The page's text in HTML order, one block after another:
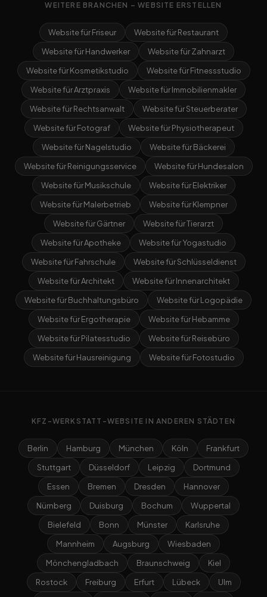
WEITERE BRANCHEN – WEBSITE ERSTELLEN
Website für Friseur
Website für Restaurant
Website für Handwerker
Website für Zahnarzt
Website für Kosmetikstudio
Website für Fitnessstudio
Website für Arztpraxis
Website für Immobilienmakler
Website für Rechtsanwalt
Website für Steuerberater
Website für Fotograf
Website für Physiotherapeut
Website für Nagelstudio
Website für Bäckerei
Website für Reinigungsservice
Website für Hundesalon
Website für Musikschule
Website für Elektriker
Website für Malerbetrieb
Website für Klempner
Website für Gärtner
Website für Tierarzt
Website für Apotheke
Website für Yogastudio
Website für Fahrschule
Website für Schlüsseldienst
Website für Architekt
Website für Innenarchitekt
Website für Buchhaltungsbüro
Website für Logopädie
Website für Ergotherapie
Website für Hebamme
Website für Pilatesstudio
Website für Reisebüro
Website für Hausreinigung
Website für Fotostudio
KFZ-WERKSTATT-WEBSITE IN ANDEREN STÄDTEN
Berlin Hamburg München Köln
Frankfurt
Stuttgart
Düsseldorf Leipzig
Dortmund
Essen
Bremen Dresden
Hannover
Nürnberg
Duisburg Bochum
Wuppertal
Bielefeld
Bonn Münster
Karlsruhe
Mannheim
Augsburg
Wiesbaden
Mönchengladbach
Braunschweig
Kiel
Rostock
Freiburg Erfurt Lübeck
Ulm